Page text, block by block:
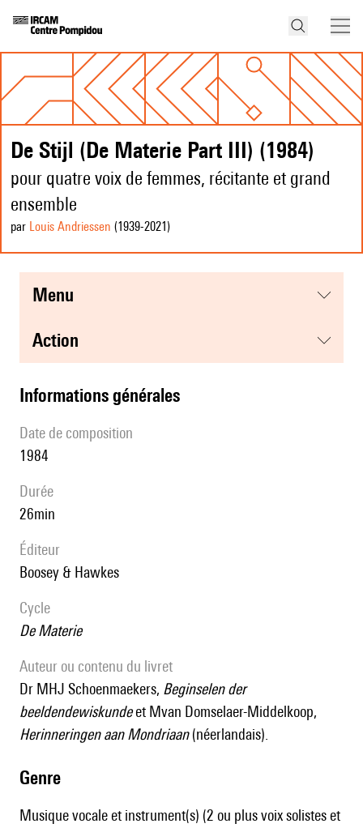
De Stijl (De Materie Part III) (1984)
pour quatre voix de femmes, récitante et grand
ensemble
par Louis Andriessen (1939-2021 )
menu
action
informations générales
date de composition
1984
durée
26min
éditeur
Boosey & Hawkes
Cycle
De Materie
Auteur ou contenu du livret
Dr MHJ Schoenmaekers, Beginselen der
beeldendewiskundeet Mvan Domselaer-Middelkoop,
Herinneringen aan Mondriaan(néerlandais).
genre
Musique vocale et instrument(s) (2 ou plus voix solistes et